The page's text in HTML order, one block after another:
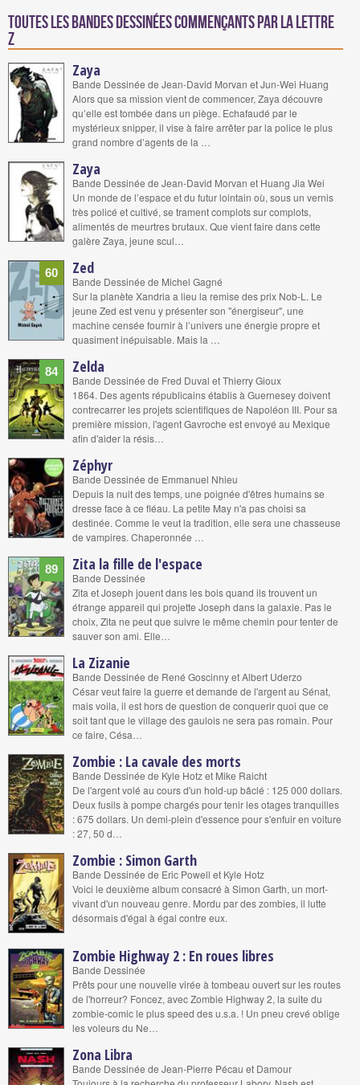
Toutes les bandes dessinées commençants par la lettre
Z
Zaya
Bande Dessinée de Jean-David Morvan et Jun-Wei Huang
Alors que sa mission vient de commencer, Zaya découvre
qu’elle est tombée dans un piège. Echafaudé par le
mystérieux snipper, il vise à faire arrêter par la police le plus
grand nombre d’agents de la …
Zaya
Bande Dessinée de Jean-David Morvan et Huang Jia Wei
Un monde de l’espace et du futur lointain où, sous un vernis
très policé et cultivé, se trament complots sur complots,
alimentés de meurtres brutaux. Que vient faire dans cette
galère Zaya, jeune scul…
60 Zed
Bande Dessinée de Michel Gagné
Sur la planète Xandria a lieu la remise des prix Nob-L. Le
jeune Zed est venu y présenter son "énergiseur", une
machine censée fournir à l’univers une énergie propre et
quasiment inépuisable. Mais la …
84 Zelda
Bande Dessinée de Fred Duval et Thierry Gioux
1864. Des agents républicains établis à Guernesey doivent
contrecarrer les projets scientifiques de Napoléon III. Pour sa
première mission, l'agent Gavroche est envoyé au Mexique
afin d'aider la résis…
Zéphyr
Bande Dessinée de Emmanuel Nhieu
Depuis la nuit des temps, une poignée d'êtres humains se
dresse face à ce fléau. La petite May n'a pas choisi sa
destinée. Comme le veut la tradition, elle sera une chasseuse
de vampires. Chaperonnée …
89 Zita la fille de l'espace
Bande Dessinée
Zita et Joseph jouent dans les bois quand ils trouvent un
étrange appareil qui projette Joseph dans la galaxie. Pas le
choix, Zita ne peut que suivre le même chemin pour tenter de
sauver son ami. Elle…
La Zizanie
Bande Dessinée de René Goscinny et Albert Uderzo
César veut faire la guerre et demande de l'argent au Sénat,
mais voila, il est hors de question de conquerir quoi que ce
soit tant que le village des gaulois ne sera pas romain. Pour
ce faire, Césa…
Zombie : La cavale des morts
Bande Dessinée de Kyle Hotz et Mike Raicht
De l'argent volé au cours d'un hold-up bâclé : 125 000 dollars.
Deux fusils à pompe chargés pour tenir les otages tranquilles
: 675 dollars. Un demi-plein d'essence pour s'enfuir en voiture
: 27, 50 d…
Zombie : Simon Garth
Bande Dessinée de Eric Powell et Kyle Hotz
Voici le deuxième album consacré à Simon Garth, un mort-
vivant d'un nouveau genre. Mordu par des zombies, il lutte
désormais d'égal à égal contre eux.
Zombie Highway 2 : En roues libres
Bande Dessinée
Prêts pour une nouvelle virée à tombeau ouvert sur les routes
de l'horreur? Foncez, avec Zombie Highway 2, la suite du
zombie-comic le plus speed des u.s.a. ! Un pneu crevé oblige
les voleurs du Ne…
Zona Libra
Bande Dessinée de Jean-Pierre Pécau et Damour